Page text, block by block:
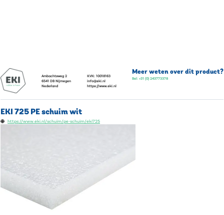
Ambachtsweg 2
6541 DB Nijmegen
Nederland
KVK: 10018163
info@eki.nl
https://www.eki.nl
Meer weten over dit product?
Bel: +31 (0) 243773378
EKI 725 PE schuim wit
https://www.eki.nl/schuim/pe-schuim/eki725